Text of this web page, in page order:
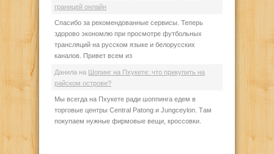
границей онлайн
Спасибо за рекомендованные сервисы. Теперь
здорово экономлю при просмотре футбольных
трансляций на русском языке и белорусских
каналов. Привет всем из
Данила на Шопинг на Пхукете: что прикупить на
райском острове?
Мы всегда на Пхукете ради шоппинга едем в
торговые центры Central Patong и Jungceylon. Там
покупаем нужные фирмовые вещи, кроссовки.